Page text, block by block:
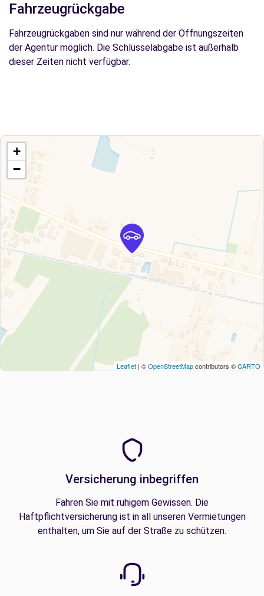
Fahrzeugrückgabe
Fahrzeugrückgaben sind nur während der Öffnungszeiten
der Agentur möglich. Die Schlüsselabgabe ist außerhalb
dieser Zeiten nicht verfügbar.
+
−
Leaflet | ©OpenStreetMapcontributors ©CARTO
Versicherung inbegriffen
Fahren Sie mit ruhigem Gewissen. Die
Haftpflichtversicherung ist in all unseren Vermietungen
enthalten, um Sie auf der Straße zu schützen.